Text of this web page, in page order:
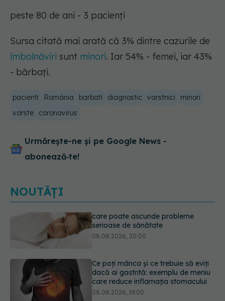
peste 80 de ani - 3 pacienți
Sursa citată mai arată că 3% dintre cazurile de
îmbolnăviri sunt minori. Iar 54% - femei, iar 43%
- bărbaţi.
pacienti România barbati diagnostic varstnici
minori
varste
coronavirus
Urmărește-ne și pe Google News -
abonează‑te!
NOUTĂȚI
Ce poți mânca și ce trebuie să eviți
dacă ai gastrită: exemplu de meniu
Microplasticele pot traversa bariera
placentară și modifica hormonii